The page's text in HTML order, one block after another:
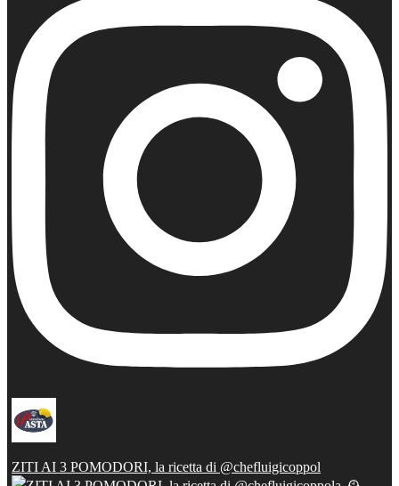
ZITI AI 3 POMODORI, la ricetta di @chefluigicoppol